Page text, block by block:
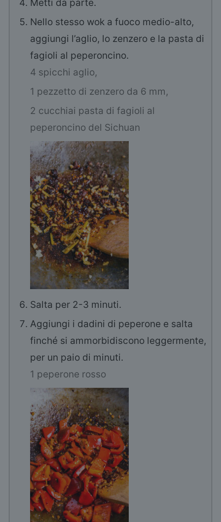
Metti da parte.
Nello stesso wok a fuoco medio-alto,
aggiungi l’aglio, lo zenzero e la pasta di
fagioli al peperoncino.
4 spicchi aglio,
1 pezzetto di zenzero da 6 mm,
2 cucchiai pasta di fagioli al
peperoncino del Sichuan
Salta per 2-3 minuti.
Aggiungi i dadini di peperone e salta
finché si ammorbidiscono leggermente,
per un paio di minuti.
1 peperone rosso